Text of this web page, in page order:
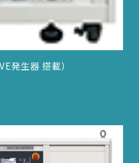
発生器 搭載）